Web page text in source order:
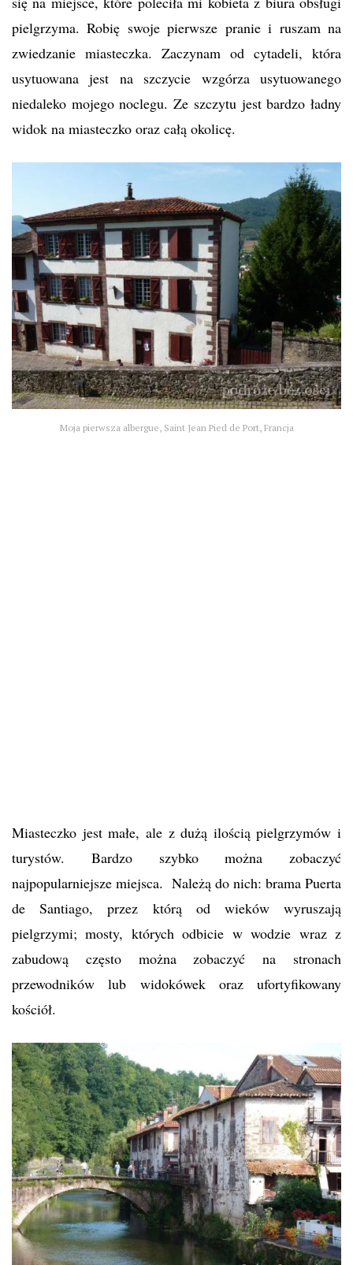
pielgrzyma. Robię swoje pierwsze pranie i ruszam na
zwiedzanie miasteczka. Zaczynam od cytadeli, która
usytuowana jest na szczycie wzgórza usytuowanego
niedaleko mojego noclegu. Ze szczytu jest bardzo ładny
widok na miasteczko oraz całą okolicę.
Moja pierwsza albergue, Saint Jean Pied de Port, Francja
Miasteczko jest małe, ale z dużą ilością pielgrzymów i
turystów. Bardzo szybko można zobaczyć
najpopularniejsze miejsca. Należą do nich: brama Puerta
de Santiago, przez którą od wieków wyruszają
pielgrzymi; mosty, których odbicie w wodzie wraz z
zabudową często można zobaczyć na stronach
przewodników lub widokówek oraz ufortyfikowany
kościół.